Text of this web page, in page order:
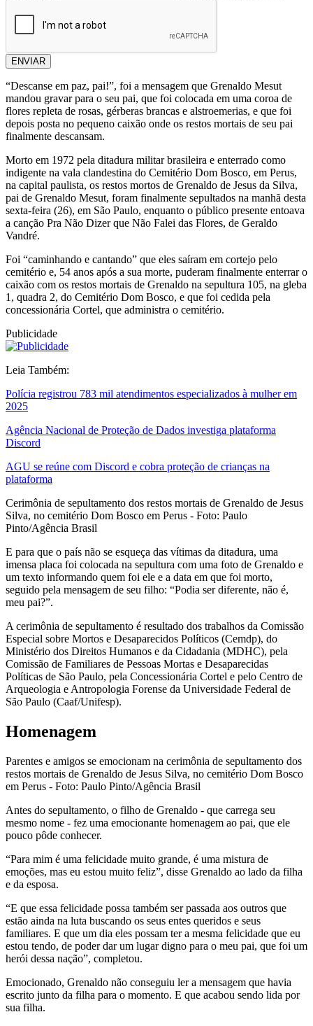
ENVIAR
“Descanse em paz, pai!”, foi a mensagem que Grenaldo Mesut
mandou gravar para o seu pai, que foi colocada em uma coroa de
flores repleta de rosas, gérberas brancas e alstroemerias, e que foi
depois posta no pequeno caixão onde os restos mortais de seu pai
finalmente descansam.
Morto em 1972 pela ditadura militar brasileira e enterrado como
indigente na vala clandestina do Cemitério Dom Bosco, em Perus,
na capital paulista, os restos mortos de Grenaldo de Jesus da Silva,
pai de Grenaldo Mesut, foram finalmente sepultados na manhã desta
sexta-feira (26), em São Paulo, enquanto o público presente entoava
a canção Pra Não Dizer que Não Falei das Flores, de Geraldo
Vandré.
Foi “caminhando e cantando” que eles saíram em cortejo pelo
cemitério e, 54 anos após a sua morte, puderam finalmente enterrar o
caixão com os restos mortais de Grenaldo na sepultura 105, na gleba
1, quadra 2, do Cemitério Dom Bosco, e que foi cedida pela
concessionária Cortel, que administra o cemitério.
Publicidade
Leia Também:
Polícia registrou 783 mil atendimentos especializados à mulher em
2025
Agência Nacional de Proteção de Dados investiga plataforma
Discord
AGU se reúne com Discord e cobra proteção de crianças na
plataforma
Cerimônia de sepultamento dos restos mortais de Grenaldo de Jesus
Silva, no cemitério Dom Bosco em Perus - Foto: Paulo
Pinto/Agência Brasil
E para que o país não se esqueça das vítimas da ditadura, uma
imensa placa foi colocada na sepultura com uma foto de Grenaldo e
um texto informando quem foi ele e a data em que foi morto,
seguido pela mensagem de seu filho: “Podia ser diferente, não é,
meu pai?”.
A cerimônia de sepultamento é resultado dos trabalhos da Comissão
Especial sobre Mortos e Desaparecidos Políticos (Cemdp), do
Ministério dos Direitos Humanos e da Cidadania (MDHC), pela
Comissão de Familiares de Pessoas Mortas e Desaparecidas
Políticas de São Paulo, pela Concessionária Cortel e pelo Centro de
Arqueologia e Antropologia Forense da Universidade Federal de
São Paulo (Caaf/Unifesp).
Homenagem
Parentes e amigos se emocionam na cerimônia de sepultamento dos
restos mortais de Grenaldo de Jesus Silva, no cemitério Dom Bosco
em Perus - Foto: Paulo Pinto/Agência Brasil
Antes do sepultamento, o filho de Grenaldo - que carrega seu
mesmo nome - fez uma emocionante homenagem ao pai, que ele
pouco pôde conhecer.
“Para mim é uma felicidade muito grande, é uma mistura de
emoções, mas eu estou muito feliz”, disse Grenaldo ao lado da filha
e da esposa.
“E que essa felicidade possa também ser passada aos outros que
estão ainda na luta buscando os seus entes queridos e seus
familiares. E que um dia eles possam ter a mesma felicidade que eu
estou tendo, de poder dar um lugar digno para o meu pai, que foi um
herói dessa nação”, completou.
Emocionado, Grenaldo não conseguiu ler a mensagem que havia
escrito junto da filha para o momento. E que acabou sendo lida por
sua filha.